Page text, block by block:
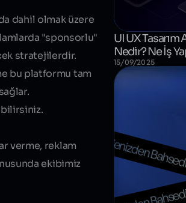
dahil olmak üzere
"sponsorlu"
stratejilerdir.
bu platformu tam
verme, reklam
ekibimiz
UI UX Tasarım
Nedir? Ne İş
15/09/2025
Bize Projenizden